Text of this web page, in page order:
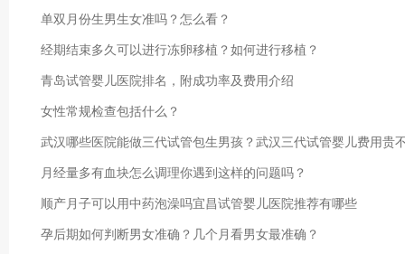
单双月份生男生女准吗？怎么看？
经期结束多久可以进行冻卵移植？如何进行移植？
青岛试管婴儿医院排名，附成功率及费用介绍
女性常规检查包括什么？
武汉哪些医院能做三代试管包生男孩？武汉三代试管婴儿费用贵
月经量多有血块怎么调理你遇到这样的问题吗？
顺产月子可以用中药泡澡吗宜昌试管婴儿医院推荐有哪些
孕后期如何判断男女准确？几个月看男女最准确？